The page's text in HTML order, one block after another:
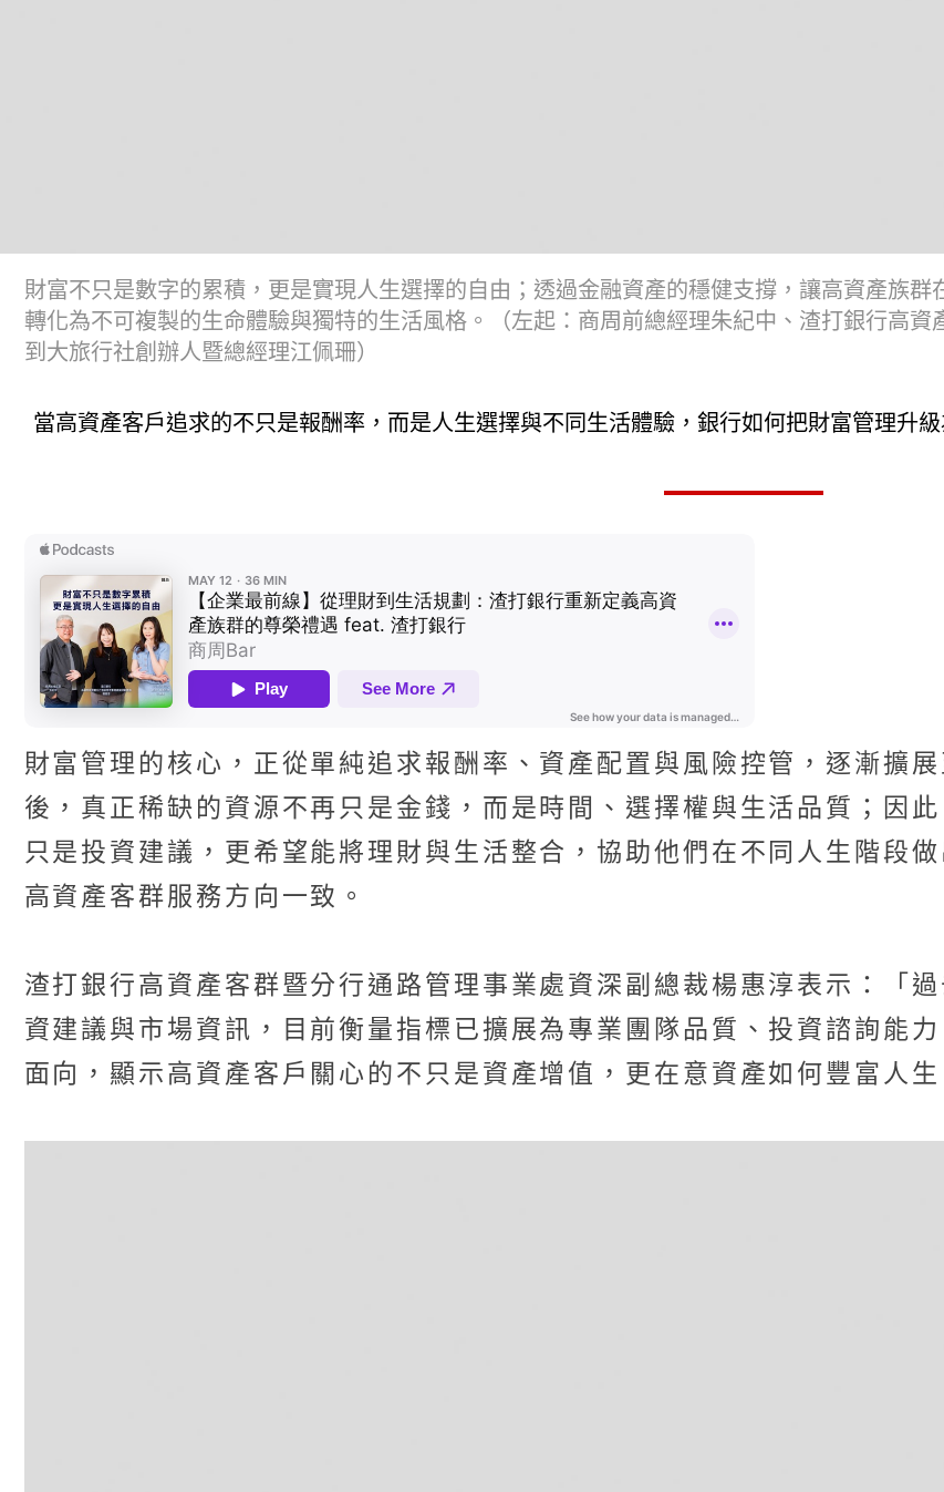
財富不只是數字的累積，更是實現人生選擇的自由；透過金融資產的穩健支撐，讓高資產族
轉化為不可複製的生命體驗與獨特的生活風格。（左起：商周前總經理朱紀中、渣打銀行高
到大旅行社創辦人暨總經理江佩珊）
當高資產客戶追求的不只是報酬率，而是人生選擇與不同生活體驗，銀行如何把財富管理升
財富管理的核心，正從單純追求報酬率、資產配置與風險控管，逐漸擴
後，真正稀缺的資源不再只是金錢，而是時間、選擇權與生活品質；因
只是投資建議，更希望能將理財與生活整合，協助他們在不同人生階段
高資產客群服務方向一致。
渣打銀行高資產客群暨分行通路管理事業處資深副總裁楊惠淳表示：「
資建議與市場資訊，目前衡量指標已擴展為專業團隊品質、投資諮詢能
面向，顯示高資產客戶關心的不只是資產增值，更在意資產如何豐富人生